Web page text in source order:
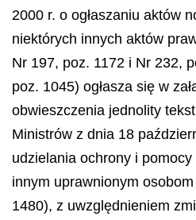
2000 r. o ogłaszaniu aktów
niektórych innych aktów
Nr 197, poz. 1172 i Nr 232,
poz. 1045) ogłasza się w
obwieszczenia jednolity
Ministrów z dnia 18
udzielania ochrony i
innym uprawnionym
1480), z uwzględnieniem